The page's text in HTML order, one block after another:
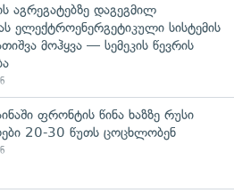
აგრეგატებზე დაგეგმილ
ელექტროენერგეტიკული სისტემის
მოჰყვა — სემეკის წევრის
ფრონტის წინა ხაზზე რუსი
20-30 წუთს ცოცხლობენ